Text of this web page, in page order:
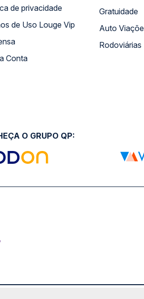
Política de privacidade
Termos de Uso Louge Vip
Minha Conta
Gratuidade
Auto
Rodoviárias
O GRUPO QP: